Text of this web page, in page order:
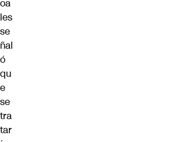
oa
les
se
ñal
ó
qu
e
se
tra
tar